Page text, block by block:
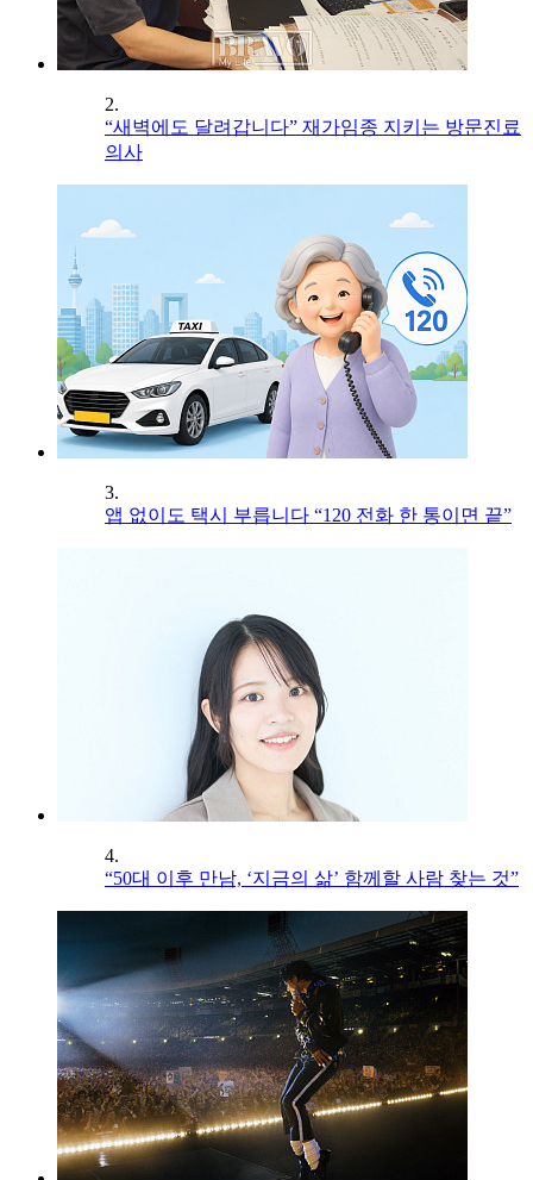
2.
“새벽에도 달려갑니다” 재가임종 지키는 방문진료
의사
3.
앱 없이도 택시 부릅니다 “120 전화 한 통이면 끝”
4.
“50대 이후 만남, ‘지금의 삶’ 함께할 사람 찾는 것”